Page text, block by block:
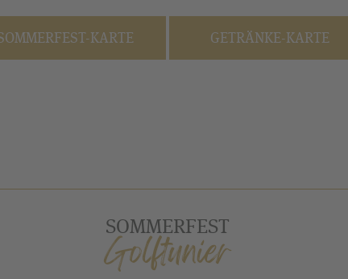
KARTE GETRÄNKE-KARTE
SOMMERFEST
Golftunier